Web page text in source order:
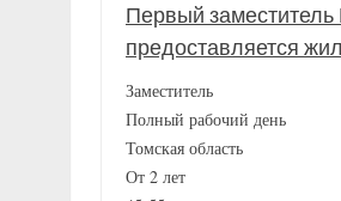
Первый заместитель
предоставляется
Заместитель
Полный рабочий день
Томская область
От 2 лет